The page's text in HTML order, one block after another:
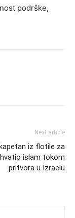
podrške,
Next article
iz flotile za
islam tokom
pritvora u Izraelu